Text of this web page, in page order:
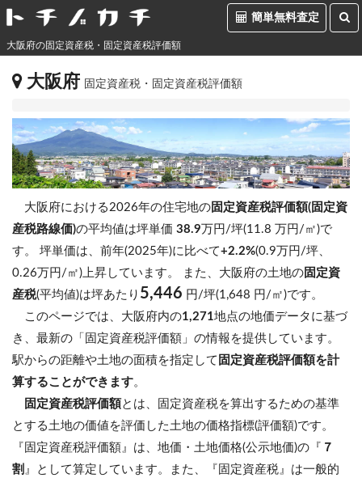
簡単無料査定
大阪府の固定資産税・固定資産税評価額
大阪府 固定資産税・固定資産税評価額
大阪府における2026年の住宅地の 固定資産税評価額(固定資
産税路線価)の平均値は坪単価 38.9万円/坪(11.8 万円/㎡)で
す。 坪単価は、前年(2025年)に比べて+2.2%(0.9万円/坪、
0.26万円/㎡)上昇しています。
また、大阪府の土地の 固定資
産税(平均値)は坪あたり 5,446 円/坪(1,648 円/㎡)です。
このページでは、大阪府内の1,271地点の地価データに基づ
き、最新の「固定資産税評価額」の情報を提供しています。
駅からの距離や土地の面積を指定して 固定資産税評価額を計
算することができます。
固定資産税評価額とは、固定資産税を算出するための基準
とする土地の価値を評価した土地の価格指標(評価額)です。
『固定資産税評価額』は、地価・土地価格(公示地価)の『 ７
割 』として算定しています。また、『固定資産税』は一般的